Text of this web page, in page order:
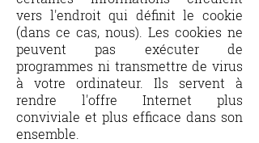
vers l'endroit qui définit le cookie
(dans ce cas, nous). Les cookies ne
peuvent pas exécuter de
programmes ni transmettre de virus
à votre ordinateur. Ils servent à
rendre l'offre Internet plus
conviviale et plus efficace dans son
ensemble.